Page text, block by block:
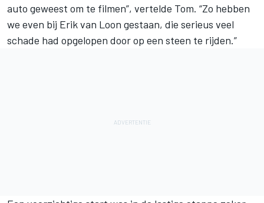
auto geweest om te filmen”, vertelde Tom. “Zo hebben
we even bij Erik van Loon gestaan, die serieus veel
schade had opgelopen door op een steen te rijden.”